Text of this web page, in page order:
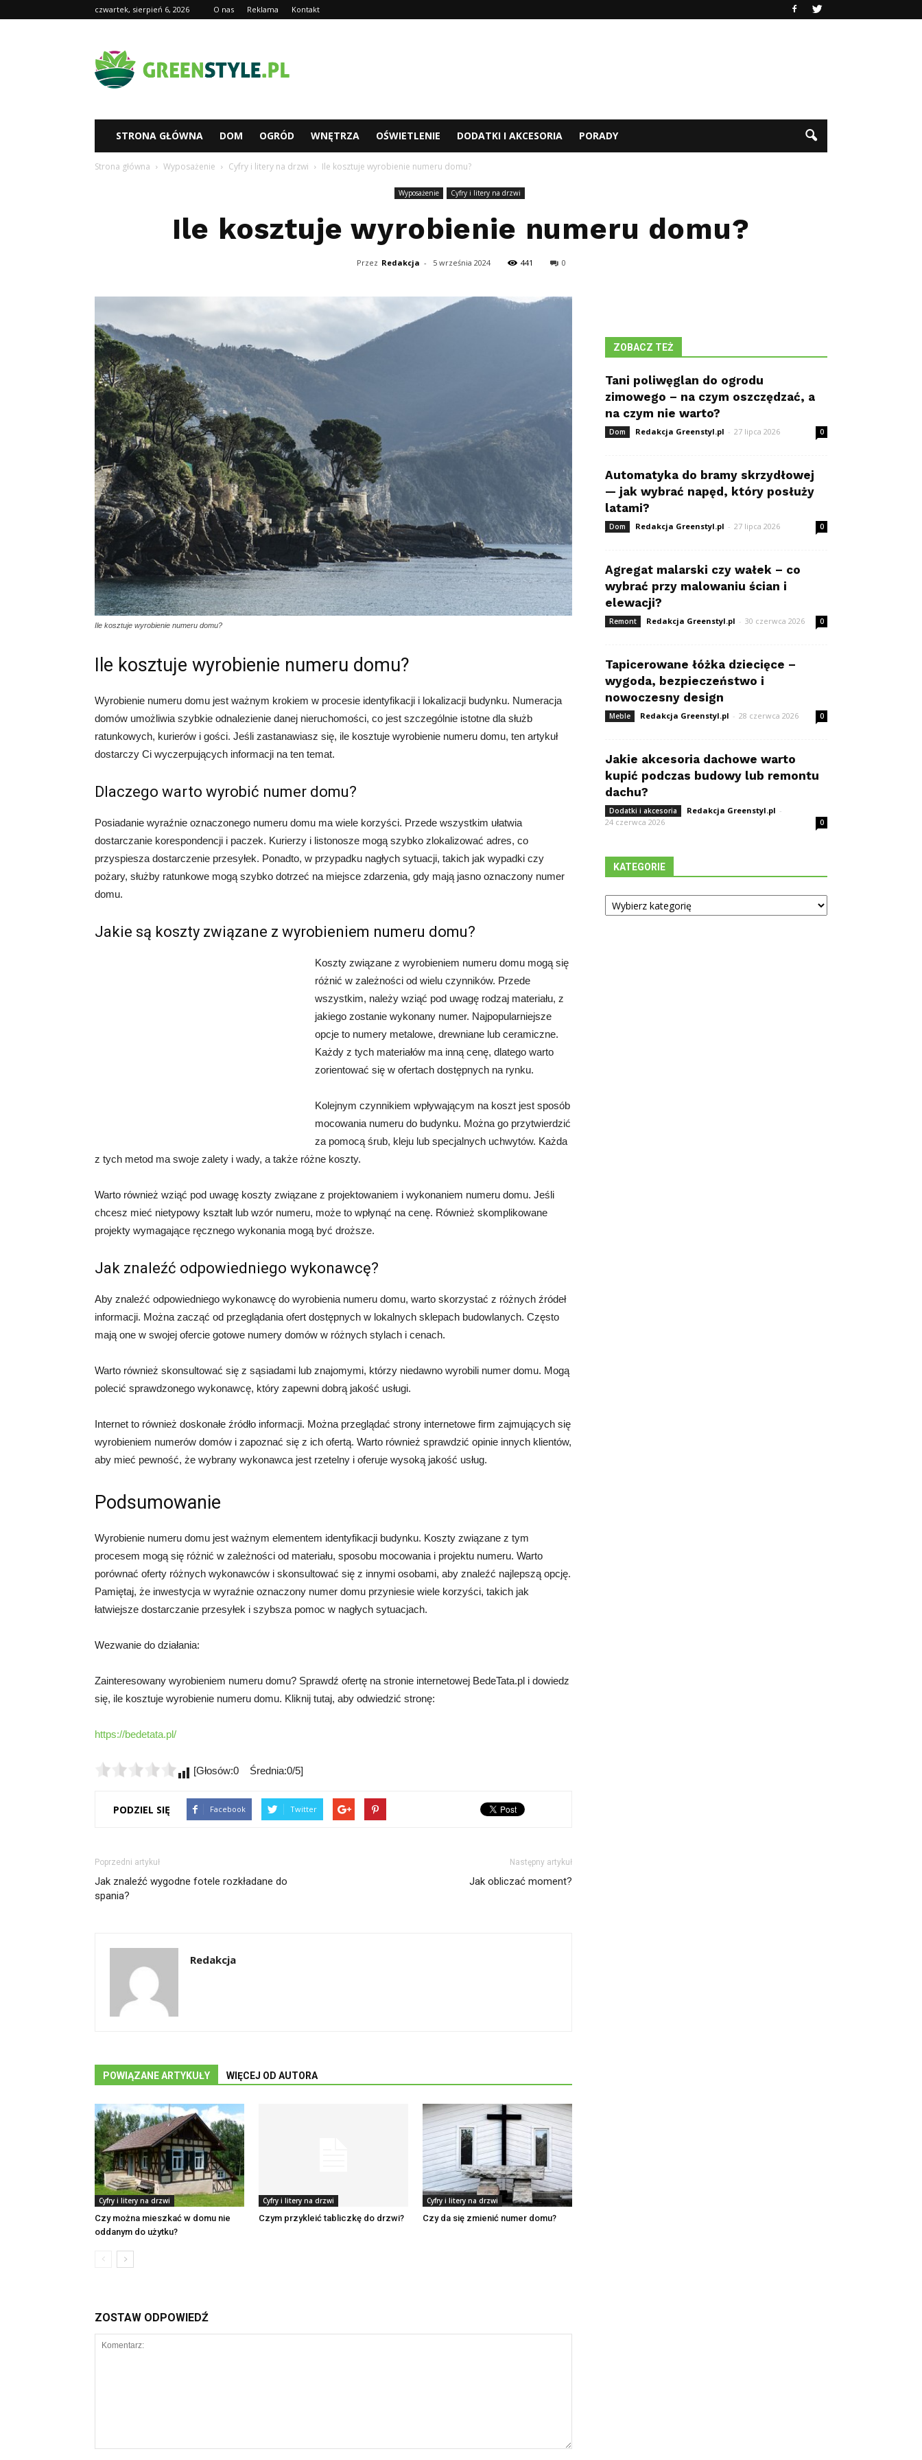
czwartek, sierpień 6, 2026 O nas Reklama Kontakt
STRONA GŁÓWNA DOM OGRÓD WNĘTRZA OŚWIETLENIE DODATKI I AKCESORIA PORADY
Strona główna Wyposażenie Cyfry i litery na drzwi Ile kosztuje wyrobienie numeru domu?
Wyposażenie Cyfry i litery na drzwi
Ile kosztuje wyrobienie numeru domu?
Przez Redakcja - 5 września 2024 441 0
Ile kosztuje wyrobienie numeru domu?
Ile kosztuje wyrobienie numeru domu?
Wyrobienie numeru domu jest ważnym krokiem w procesie identyfikacji i lokalizacji budynku. Numeracja
domów umożliwia szybkie odnalezienie danej nieruchomości, co jest szczególnie istotne dla służb
ratunkowych, kurierów i gości. Jeśli zastanawiasz się, ile kosztuje wyrobienie numeru domu, ten artykuł
dostarczy Ci wyczerpujących informacji na ten temat.
Dlaczego warto wyrobić numer domu?
Posiadanie wyraźnie oznaczonego numeru domu ma wiele korzyści. Przede wszystkim ułatwia
dostarczanie korespondencji i paczek. Kurierzy i listonosze mogą szybko zlokalizować adres, co
przyspiesza dostarczenie przesyłek. Ponadto, w przypadku nagłych sytuacji, takich jak wypadki czy
pożary, służby ratunkowe mogą szybko dotrzeć na miejsce zdarzenia, gdy mają jasno oznaczony numer
domu.
Jakie są koszty związane z wyrobieniem numeru domu?
Koszty związane z wyrobieniem numeru domu mogą się
różnić w zależności od wielu czynników. Przede
wszystkim, należy wziąć pod uwagę rodzaj materiału, z
jakiego zostanie wykonany numer. Najpopularniejsze
opcje to numery metalowe, drewniane lub ceramiczne.
Każdy z tych materiałów ma inną cenę, dlatego warto
zorientować się w ofertach dostępnych na rynku.
Kolejnym czynnikiem wpływającym na koszt jest sposób
mocowania numeru do budynku. Można go przytwierdzić
za pomocą śrub, kleju lub specjalnych uchwytów. Każda
z tych metod ma swoje zalety i wady, a także różne koszty.
Warto również wziąć pod uwagę koszty związane z projektowaniem i wykonaniem numeru domu. Jeśli
chcesz mieć nietypowy kształt lub wzór numeru, może to wpłynąć na cenę. Również skomplikowane
projekty wymagające ręcznego wykonania mogą być droższe.
Jak znaleźć odpowiedniego wykonawcę?
Aby znaleźć odpowiedniego wykonawcę do wyrobienia numeru domu, warto skorzystać z różnych źródeł
informacji. Można zacząć od przeglądania ofert dostępnych w lokalnych sklepach budowlanych. Często
mają one w swojej ofercie gotowe numery domów w różnych stylach i cenach.
Warto również skonsultować się z sąsiadami lub znajomymi, którzy niedawno wyrobili numer domu. Mogą
polecić sprawdzonego wykonawcę, który zapewni dobrą jakość usługi.
Internet to również doskonałe źródło informacji. Można przeglądać strony internetowe firm zajmujących się
wyrobieniem numerów domów i zapoznać się z ich ofertą. Warto również sprawdzić opinie innych klientów,
aby mieć pewność, że wybrany wykonawca jest rzetelny i oferuje wysoką jakość usług.
Podsumowanie
Wyrobienie numeru domu jest ważnym elementem identyfikacji budynku. Koszty związane z tym
procesem mogą się różnić w zależności od materiału, sposobu mocowania i projektu numeru. Warto
porównać oferty różnych wykonawców i skonsultować się z innymi osobami, aby znaleźć najlepszą opcję.
Pamiętaj, że inwestycja w wyraźnie oznaczony numer domu przyniesie wiele korzyści, takich jak
łatwiejsze dostarczanie przesyłek i szybsza pomoc w nagłych sytuacjach.
Wezwanie do działania:
Zainteresowany wyrobieniem numeru domu? Sprawdź ofertę na stronie internetowej BedeTata.pl i dowiedz
się, ile kosztuje wyrobienie numeru domu. Kliknij tutaj, aby odwiedzić stronę:
https://bedetata.pl/
[Głosów:0 Średnia:0/5]
PODZIEL SIĘ Facebook Twitter
Poprzedni artykuł
Jak znaleźć wygodne fotele rozkładane do
spania?
Następny artykuł
Jak obliczać moment?
Redakcja
POWIĄZANE ARTYKUŁY WIĘCEJ OD AUTORA
Cyfry i litery na drzwi
Czy można mieszkać w domu nie
oddanym do użytku?
Cyfry i litery na drzwi
Czym przykleić tabliczkę do drzwi?
Cyfry i litery na drzwi
Czy da się zmienić numer domu?
ZOSTAW ODPOWIEDŹ
ZOBACZ TEŻ
Tani poliwęglan do ogrodu
zimowego – na czym oszczędzać, a
na czym nie warto?
Dom Redakcja Greenstyl.pl - 27 lipca 2026 0
Automatyka do bramy skrzydłowej
— jak wybrać napęd, który posłuży
latami?
Dom Redakcja Greenstyl.pl - 27 lipca 2026 0
Agregat malarski czy wałek – co
wybrać przy malowaniu ścian i
elewacji?
Remont Redakcja Greenstyl.pl - 30 czerwca 2026 0
Tapicerowane łóżka dziecięce –
wygoda, bezpieczeństwo i
nowoczesny design
Meble Redakcja Greenstyl.pl - 28 czerwca 2026 0
Jakie akcesoria dachowe warto
kupić podczas budowy lub remontu
dachu?
Dodatki i akcesoria Redakcja Greenstyl.pl -
24 czerwca 2026
0
KATEGORIE
Kategorie